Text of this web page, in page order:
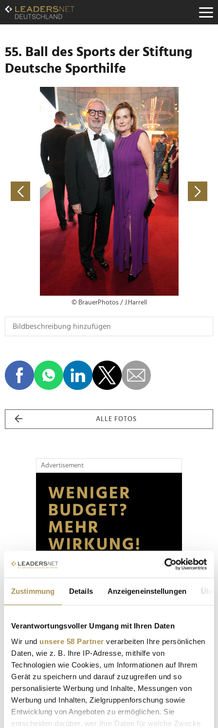
Zustimmung Details Anzeigeneinstellungen
Verantwortungsvoller Umgang mit Ihren Daten
Wir und unsere 58 Partner verarbeiten Ihre persönlichen
Daten, wie z. B. Ihre IP-Adresse, mithilfe von
Technologien wie Cookies, um Informationen auf Ihrem
Gerät zu speichern und darauf zuzugreifen und so
personalisierte Werbung und Inhalte, Messungen von
Werbung und Inhalten, Zielgruppenforschung sowie
Entwicklung von Angeboten zu ermöglichen. Sie
entscheiden darüber, wer Ihre Daten für welche Zwecke
Zum
Inhalt
Zur
Navigation
Zur
Hauptnavigation
55. Ball des Sports der Stiftung
Deutsche Sporthilfe
© BrauerPhotos / J.Harrell
ALLE FOTOS
Advertisement